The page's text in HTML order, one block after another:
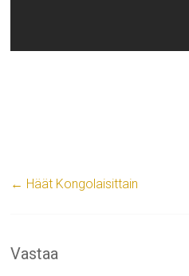
← Häät Kongolaisittain
Vastaa